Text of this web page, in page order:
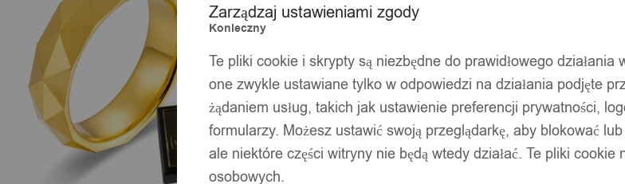
Zarządzaj ustawieniami zgody
Konieczny
Te pliki cookie i skrypty są niezbędne do prawidłowego działania
one zwykle ustawiane tylko w odpowiedzi na działania podjęte
żądaniem usług, takich jak ustawienie preferencji prywatności,
formularzy. Możesz ustawić swoją przeglądarkę, aby blokować
ale niektóre części witryny nie będą wtedy działać. Te pliki
osobowych.